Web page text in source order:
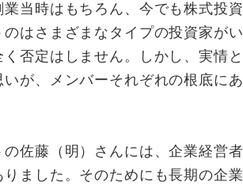
当時はもちろん、今でも株式投
はさまざまなタイプの投資家が
否定はしません。しかし、実情
が、メンバーそれぞれの根底に
佐藤（明）さんには、企業経営
ました。そのためにも長期の企